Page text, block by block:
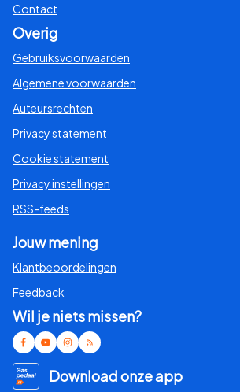
Contact
Overig
Gebruiksvoorwaarden
Algemene voorwaarden
Auteursrechten
Privacy statement
Cookie statement
Privacy instellingen
RSS-feeds
Jouw mening
Klantbeoordelingen
Feedback
Wil je niets missen?
Download onze app